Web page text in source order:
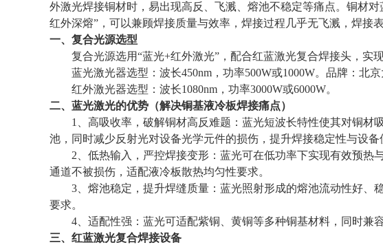
外激光焊接铜材时，易出现高反、飞溅、熔池不稳定等痛点。铜材
红外深熔” ，可以兼顾焊接质量与效率，焊接过程几乎无飞溅，焊接
一、复合光源选型
复合光源选用“蓝光+红外激光” ，配合红蓝激光复合焊接头，实
蓝光激光器选型：波长450nm ，功率500W或1000W。品牌：北
红外激光器选型：波长1080nm ，功率3000W或6000W。
二、蓝光激光的优势（解决铜基液冷板焊接痛点）
1、 高吸收率，破解铜材高反难题：蓝光短波长特性使其对铜材
池，同时减少反射光对设备光学元件的损伤，提升焊接稳定性与设备
2、 低热输入，严控焊接变形：蓝光可在低功率下实现有效预热
通道不被损伤，适配液冷板散热均匀性要求。
3、 熔池稳定，提升焊缝质量：蓝光照射形成的熔池流动性好、
要求。
4、 适配性强：蓝光可适配紫铜、黄铜等多种铜基材料，同时兼
三、红蓝激光复合焊接设备